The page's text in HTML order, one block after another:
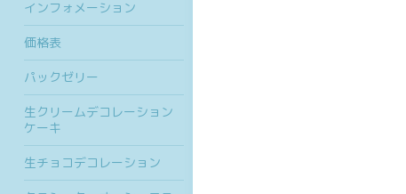
インフォメーション
価格表
パックゼリー
生クリームデコレーション
ケーキ
生チョコデコレーション